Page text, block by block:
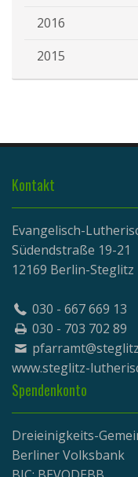
2016
2015
Kontakt
Evangelisch-
Südendstraße 19-21
12169 Berlin-Steglitz
030 - 667 669 13
030 - 703 702 89
www.steglitz-
Spendenkonto
Dreieinigkeits-
Berliner Volksbank